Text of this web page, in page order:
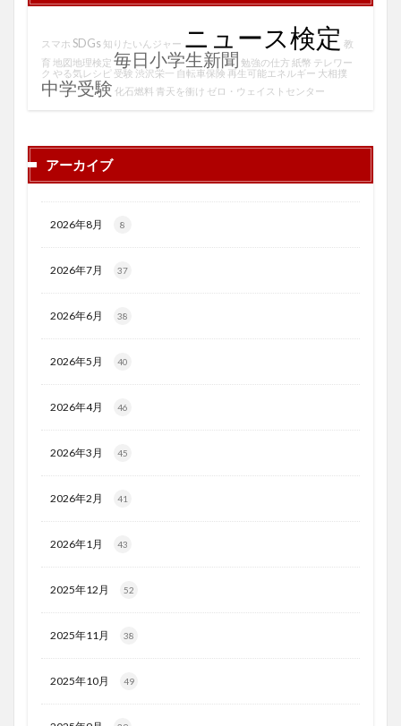
スマホ SDGs 知りたいんジャー ニュース検定 教
育 地図地理検定 毎日小学生新聞 勉強の仕方 紙幣 テレワー
ク やる気レシピ 受験 渋沢栄一 自転車保険 再生可能エネルギー 大相撲
中学受験 化石燃料 青天を衝け ゼロ・ウェイストセンター
アーカイブ
2026年8月 8
2026年7月 37
2026年6月 38
2026年5月 40
2026年4月 46
2026年3月 45
2026年2月 41
2026年1月 43
2025年12月 52
2025年11月 38
2025年10月 49